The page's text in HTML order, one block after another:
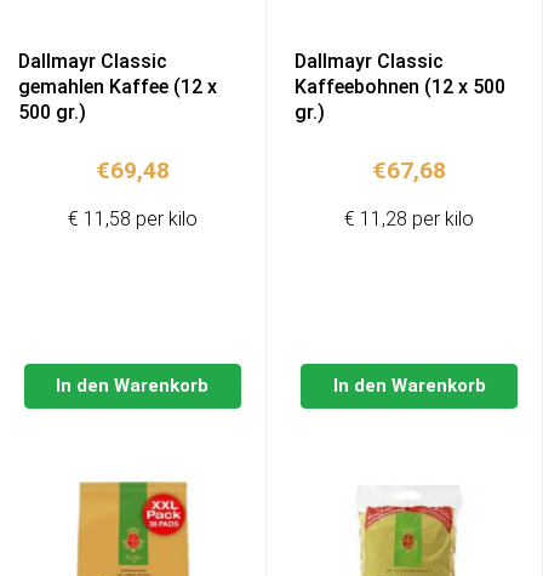
Dallmayr Classic
gemahlen Kaffee (12 x
500 gr.)
€69,48
In den Warenkorb
€ 11,58 per kilo
Dallmayr Classic
Kaffeebohnen (12 x 500
gr.)
€67,68
In den Warenkorb
€ 11,28 per kilo